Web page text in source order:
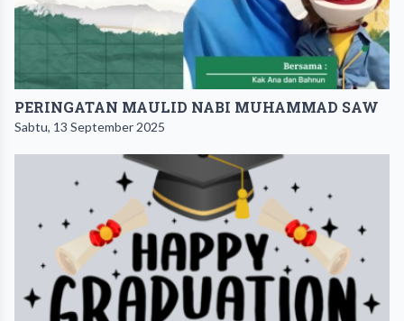
PERINGATAN MAULID NABI MUHAMMAD SAW
Sabtu, 13 September 2025